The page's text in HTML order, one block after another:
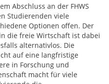
Abschluss an der FHWS
Studierenden viele
Optionen offen. Der
die freie Wirtschaft ist dabei
alternativlos. Die
auf eine langfristige
in Forschung und
macht für viele